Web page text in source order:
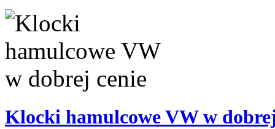
Klocki hamulcowe VW w